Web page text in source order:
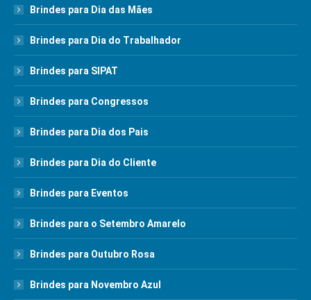
Brindes para Dia das Mães
Brindes para Dia do Trabalhador
Brindes para SIPAT
Brindes para Congressos
Brindes para Dia dos Pais
Brindes para Dia do Cliente
Brindes para Eventos
Brindes para o Setembro Amarelo
Brindes para Outubro Rosa
Brindes para Novembro Azul